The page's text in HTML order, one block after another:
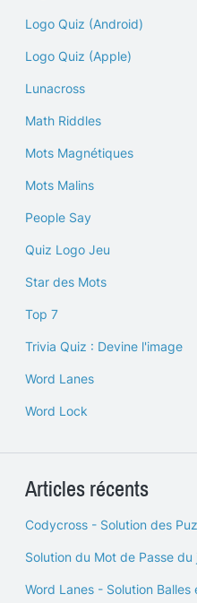
Logo Quiz (Android)
Logo Quiz (Apple)
Lunacross
Math Riddles
Mots Magnétiques
Mots Malins
People Say
Quiz Logo Jeu
Star des Mots
Top 7
Trivia Quiz : Devine l'image
Word Lanes
Word Lock
Articles récents
Codycross - Solution des
Solution du Mot de Passe
Word Lanes - Solution